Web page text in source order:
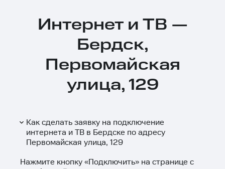
Интернет и ТВ —
Бердск,
Первомайская
улица, 129
Как сделать заявку на подключение
интернета и ТВ в Бердске по адресу
Первомайская улица, 129
Нажмите кнопку «Подключить» на странице с